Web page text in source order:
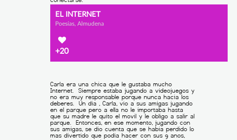
EL INTERNET
Poesías, Almudena
+20